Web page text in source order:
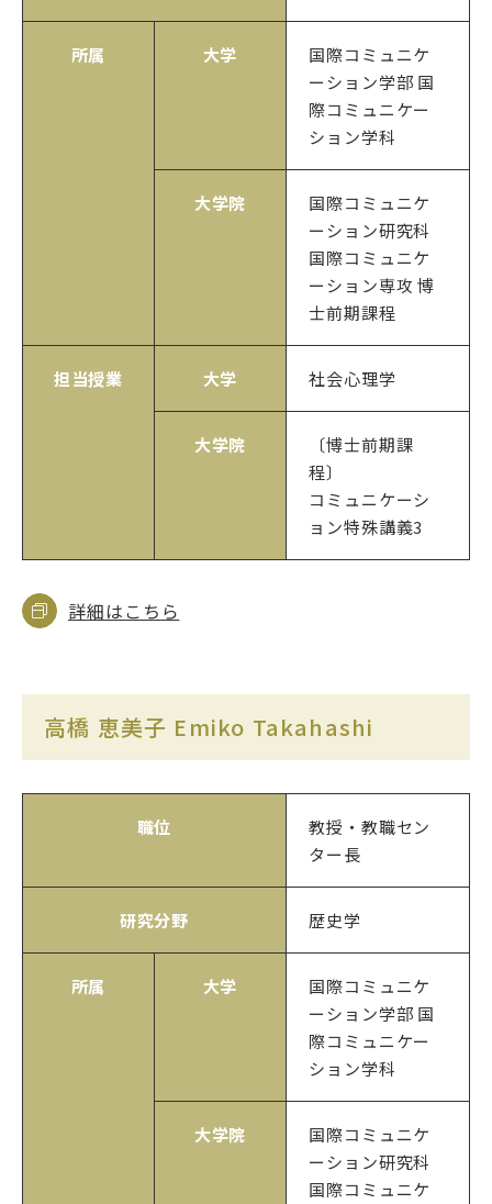
所属 大学
国際コミュニケ
ーション学部 国
際コミュニケー
ション学科
大学院
国際コミュニケ
ーション研究科
国際コミュニケ
ーション専攻 博
士前期課程
担当授業 大学 社会心理学
大学院
〔博士前期課
程〕
コミュニケーシ
ョン特殊講義3
詳細はこちら
高橋 恵美子 Emiko Takahashi
職位
教授・教職セン
ター長
研究分野 歴史学
所属 大学
国際コミュニケ
ーション学部 国
際コミュニケー
ション学科
大学院
国際コミュニケ
ーション研究科
国際コミュニケ